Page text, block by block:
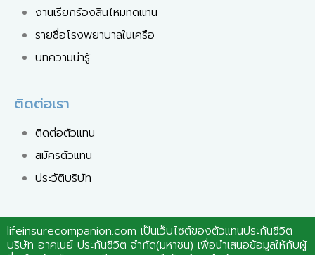
งานเรียกร้องสินไหมทดแทน
รายชื่อโรงพยาบาลในเครือ
บทความน่ารู้
ติดต่อเรา
ติดต่อตัวแทน
สมัครตัวแทน
ประวัติบริษัท
lifeinsurecompanion.com เป็นเว็บไซต์ของตัวแทนประกันชีวิต
บริษัท อาคเนย์ ประกันชีวิต จำกัด(มหาชน) เพื่อนำเสนอข้อมูลให้กับผู้